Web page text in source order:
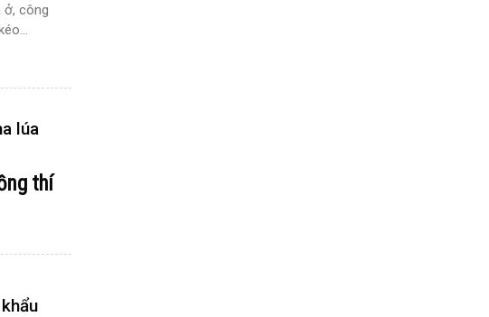
ở, công
lúa
thí